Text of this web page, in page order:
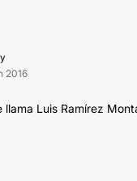
2016
llama Luis Ramírez